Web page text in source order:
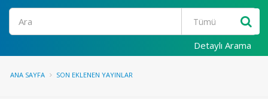
Ara
Detaylı Arama
ANA SAYFA SON EKLENEN YAYINLAR